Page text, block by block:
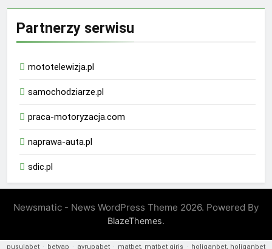
Partnerzy serwisu
mototelewizja.pl
samochodziarze.pl
praca-motoryzacja.com
naprawa-auta.pl
sdic.pl
Newsmatic - News WordPress Theme 2026. Powered By
BlazeThemes.
pusulabet · betyap · avrupabet · matbet, matbet giriş · holiganbet, holiganbet